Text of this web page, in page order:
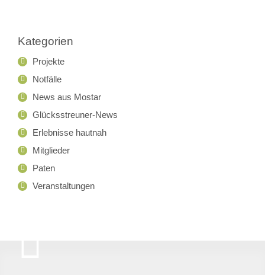
Kategorien
Projekte
Notfälle
News aus Mostar
Glücksstreuner-News
Erlebnisse hautnah
Mitglieder
Paten
Veranstaltungen